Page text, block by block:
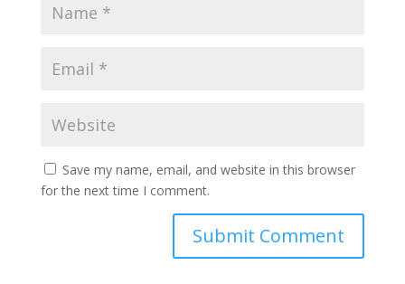
Save my name, email, and website in this browser
for the next time I comment.